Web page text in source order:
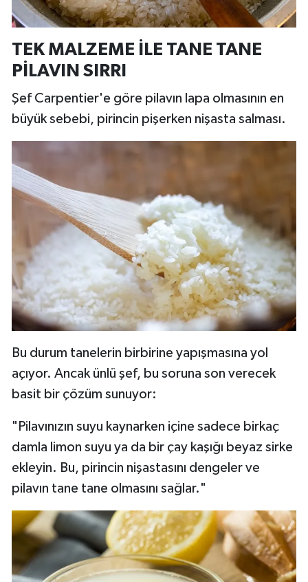
TEK MALZEME İLE TANE TANE
PİLAVIN SIRRI
Şef Carpentier'e göre pilavın lapa olmasının en
büyük sebebi, pirincin pişerken nişasta salması.
Bu durum tanelerin birbirine yapışmasına yol
açıyor. Ancak ünlü şef, bu soruna son verecek
basit bir çözüm sunuyor:
"Pilavınızın suyu kaynarken içine sadece birkaç
damla limon suyu ya da bir çay kaşığı beyaz sirke
ekleyin. Bu, pirincin nişastasını dengeler ve
pilavın tane tane olmasını sağlar."